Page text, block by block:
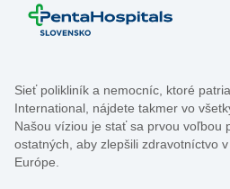
Sieť polikliník a nemocníc, ktoré
International, nájdete takmer vo
Našou víziou je stať sa prvou voľbou
ostatných, aby zlepšili zdravotníctvo
Európe.